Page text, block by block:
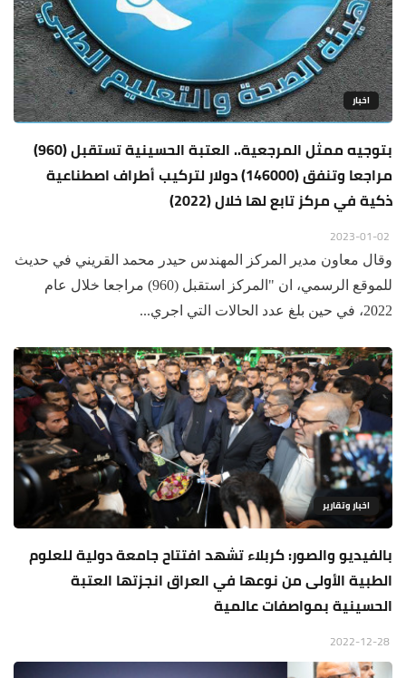
اخبار
بتوجيه ممثل المرجعية.. العتبة الحسينية تستقبل (960)
مراجعا وتنفق (146000) دولار لتركيب أطراف اصطناعية
ذكية في مركز تابع لها خلال (2022)
وقال معاون مدير المركز المهندس حيدر محمد القريني في حديث
للموقع الرسمي، ان "المركز استقبل (960) مراجعا خلال عام
2022، في حين بلغ عدد الحالات التي اجري...
اخبار وتقارير
بالفيديو والصور: كربلاء تشهد افتتاح جامعة دولية للعلوم
الطبية الأولى من نوعها في العراق انجزتها العتبة
الحسينية بمواصفات عالمية